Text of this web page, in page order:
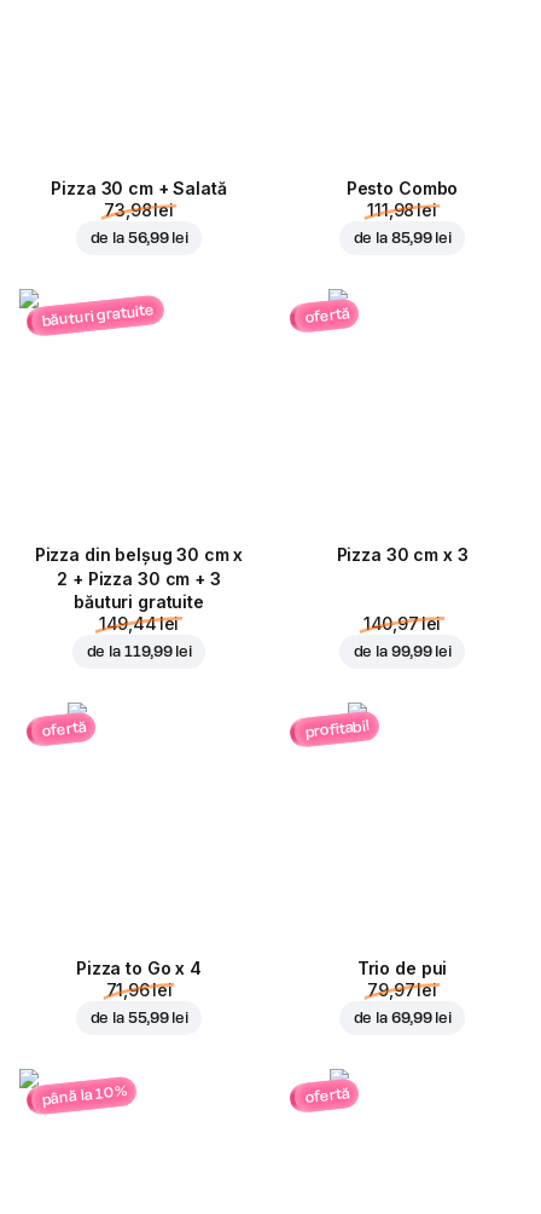
Pizza 30 cm + Salată
73,98 lei
de la 56,99 lei
Pesto Combo
111,98 lei
de la 85,99 lei
băuturi gratuite
Pizza din belșug 30 cm x
2 + Pizza 30 cm + 3
băuturi gratuite
149,44 lei
de la 119,99 lei
ofertă
Pizza 30 cm x 3
140,97 lei
de la 99,99 lei
ofertă
Pizza to Go x 4
71,96 lei
de la 55,99 lei
profitabil
Trio de pui
79,97 lei
de la 69,99 lei
până la 10% ofertă